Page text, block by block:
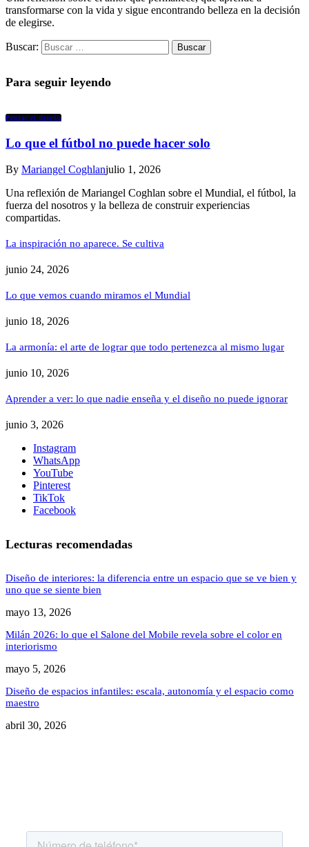
transformarse con la vida y sigue encontrando belleza en la decisión
de elegirse.
Buscar:
Para seguir leyendo
Pensar el diseño
Lo que el fútbol no puede hacer solo
By Mariangel Coghlanjulio 1, 2026
Una reflexión de Mariangel Coghlan sobre el Mundial, el fútbol, la
fuerza del nosotros y la belleza de construir experiencias
compartidas.
La inspiración no aparece. Se cultiva
junio 24, 2026
Lo que vemos cuando miramos el Mundial
junio 18, 2026
La armonía: el arte de lograr que todo pertenezca al mismo lugar
junio 10, 2026
Aprender a ver: lo que nadie enseña y el diseño no puede ignorar
junio 3, 2026
Instagram
WhatsApp
YouTube
Pinterest
TikTok
Facebook
Lecturas recomendadas
Diseño de interiores: la diferencia entre un espacio que se ve bien y
uno que se siente bien
mayo 13, 2026
Milán 2026: lo que el Salone del Mobile revela sobre el color en
interiorismo
mayo 5, 2026
Diseño de espacios infantiles: escala, autonomía y el espacio como
maestro
abril 30, 2026